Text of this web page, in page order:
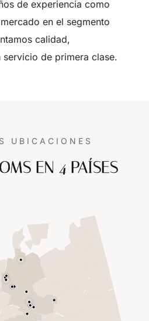
de experiencia como
en el segmento
calidad,
de primera clase.
UBICACIONES
EN 4 PAÍSES